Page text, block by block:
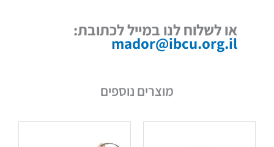
או לשלוח לנו במייל לכתובת:
mador@ibcu.org.il
מוצרים נוספים